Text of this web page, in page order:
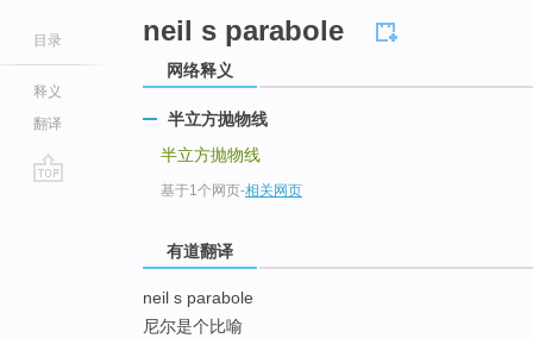
目录
释义
翻译
neil s parabole
网络释义
半立方抛物线
半立方抛物线
基于1个网页-相关网页
有道翻译
neil s parabole
尼尔是个比喻